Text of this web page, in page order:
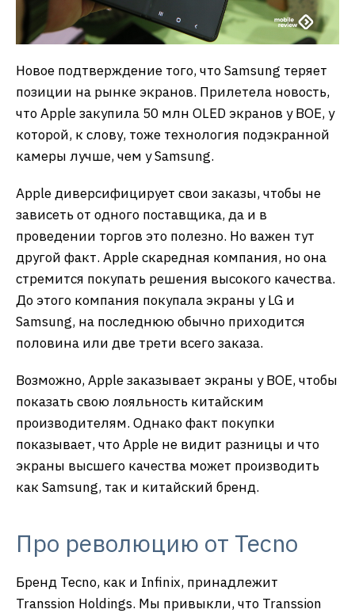
Новое подтверждение того, что Samsung теряет
позиции на рынке экранов. Прилетела новость,
что Apple закупила 50 млн OLED экранов у BOE, у
которой, к слову, тоже технология подэкранной
камеры лучше, чем у Samsung.
Apple диверсифицирует свои заказы, чтобы не
зависеть от одного поставщика, да и в
проведении торгов это полезно. Но важен тут
другой факт. Apple скаредная компания, но она
стремится покупать решения высокого качества.
До этого компания покупала экраны у LG и
Samsung, на последнюю обычно приходится
половина или две трети всего заказа.
Возможно, Apple заказывает экраны у BOE, чтобы
показать свою лояльность китайским
производителям. Однако факт покупки
показывает, что Apple не видит разницы и что
экраны высшего качества может производить
как Samsung, так и китайский бренд.
Про революцию от Tecno
Бренд Tecno, как и Infinix, принадлежит
Transsion Holdings. Мы привыкли, что Transsion